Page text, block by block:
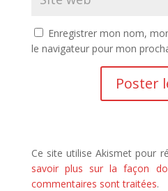
Enregistrer mon nom,
le navigateur pour mon
Ce site utilise Akismet pour
savoir plus sur la façon
commentaires sont traitées.